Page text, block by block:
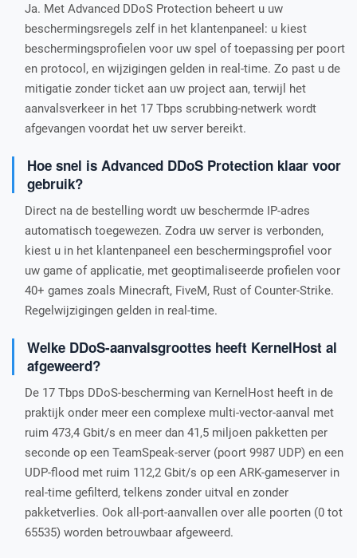
Ja. Met Advanced DDoS Protection beheert u uw
beschermingsregels zelf in het klantenpaneel: u kiest
beschermingsprofielen voor uw spel of toepassing per poort
en protocol, en wijzigingen gelden in real-time. Zo past u de
mitigatie zonder ticket aan uw project aan, terwijl het
aanvalsverkeer in het 17 Tbps scrubbing-netwerk wordt
afgevangen voordat het uw server bereikt.
Hoe snel is Advanced DDoS Protection klaar voor
gebruik?
Direct na de bestelling wordt uw beschermde IP-adres
automatisch toegewezen. Zodra uw server is verbonden,
kiest u in het klantenpaneel een beschermingsprofiel voor
uw game of applicatie, met geoptimaliseerde profielen voor
40+ games zoals Minecraft, FiveM, Rust of Counter-Strike.
Regelwijzigingen gelden in real-time.
Welke DDoS-aanvalsgroottes heeft KernelHost al
afgeweerd?
De 17 Tbps DDoS-bescherming van KernelHost heeft in de
praktijk onder meer een complexe multi-vector-aanval met
ruim 473,4 Gbit/s en meer dan 41,5 miljoen pakketten per
seconde op een TeamSpeak-server (poort 9987 UDP) en een
UDP-flood met ruim 112,2 Gbit/s op een ARK-gameserver in
real-time gefilterd, telkens zonder uitval en zonder
pakketverlies. Ook all-port-aanvallen over alle poorten (0 tot
65535) worden betrouwbaar afgeweerd.